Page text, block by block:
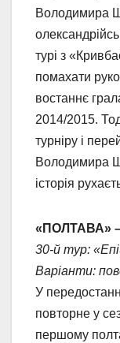
Володимира
турі з
помахати
востаннє
2014/2015.
турніру і
Володимира
історія
«ПОЛТАВА» –
30-й тур:
Варіанти:
У
повторне у
першому